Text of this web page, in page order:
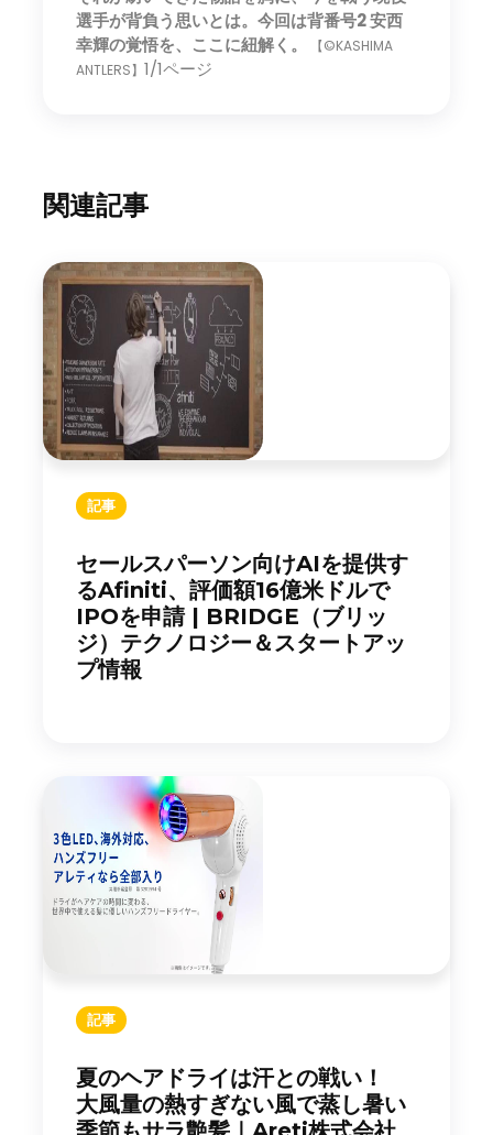
選手が背負う思いとは。今回は背番号2 安西
幸輝の覚悟を、ここに紐解く。
【©KASHIMA
ANTLERS】 1/1ページ
関連記事
記事
セールスパーソン向けAIを提供す
るAfiniti、評価額16億米ドルで
IPOを申請 | BRIDGE（ブリッ
ジ）テクノロジー＆スタートアッ
プ情報
記事
夏のヘアドライは汗との戦い！
大風量の熱すぎない風で蒸し暑い